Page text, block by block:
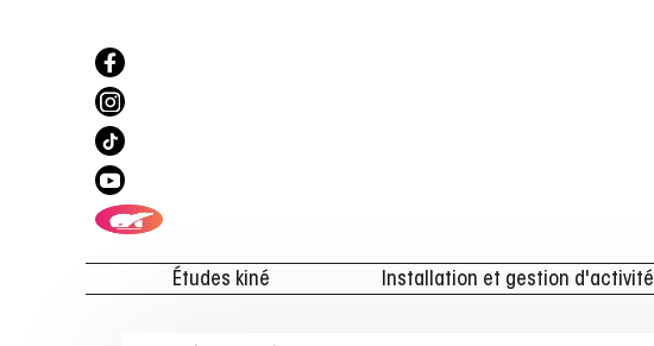
Études kiné Installation et gestion d'activité